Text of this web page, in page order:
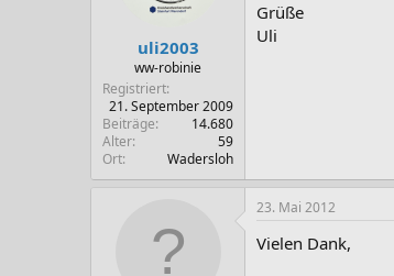
uli2003
ww-robinie
Registriert
21. September 2009
Beiträge
14.680
Alter
59
Ort
Wadersloh
Grüße
Uli
23. Mai 2012
Vielen Dank,